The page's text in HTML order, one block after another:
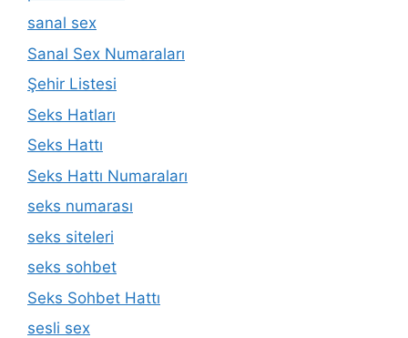
sanal sex
Sanal Sex Numaraları
Şehir Listesi
Seks Hatları
Seks Hattı
Seks Hattı Numaraları
seks numarası
seks siteleri
seks sohbet
Seks Sohbet Hattı
sesli sex